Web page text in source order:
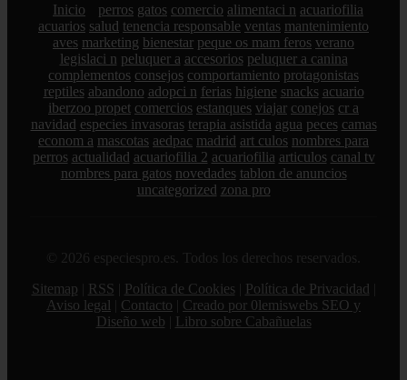
Inicio perros gatos comercio alimentaci n acuariofilia
acuarios salud tenencia responsable ventas mantenimiento
aves marketing bienestar peque os mam feros verano
legislaci n peluquer a accesorios peluquer a canina
complementos consejos comportamiento protagonistas
reptiles abandono adopci n ferias higiene snacks acuario
iberzoo propet comercios estanques viajar conejos cr a
navidad especies invasoras terapia asistida agua peces camas
econom a mascotas aedpac madrid art culos nombres para
perros actualidad acuariofilia 2 acuariofilia articulos canal tv
nombres para gatos novedades tablon de anuncios
uncategorized zona pro
© 2026 especiespro.es. Todos los derechos reservados.
Sitemap
RSS Política de Cookies Política de Privacidad
Aviso legal
Contacto
Creado por 0lemiswebs SEO y
Diseño web
Libro sobre Cabañuelas